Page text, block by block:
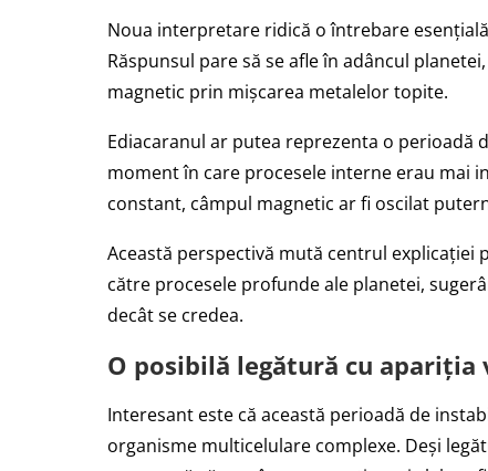
Noua interpretare ridică o întrebare
Răspunsul pare să se afle în adâncul
magnetic prin mișcarea metalelor topite.
Ediacaranul ar putea reprezenta o
moment în care procesele interne erau mai
constant, câmpul magnetic ar fi oscilat
Această perspectivă mută centrul
către procesele profunde ale planetei,
decât se credea.
O posibilă legătură cu
Interesant este că această perioadă de
organisme multicelulare complexe. Deși